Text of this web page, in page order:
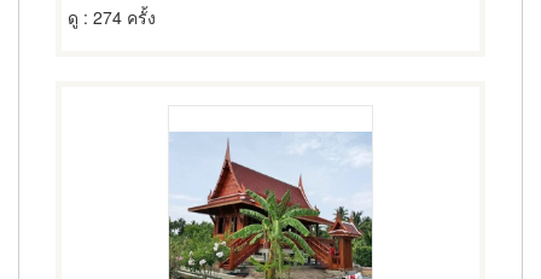
ดู : 274 ครั้ง